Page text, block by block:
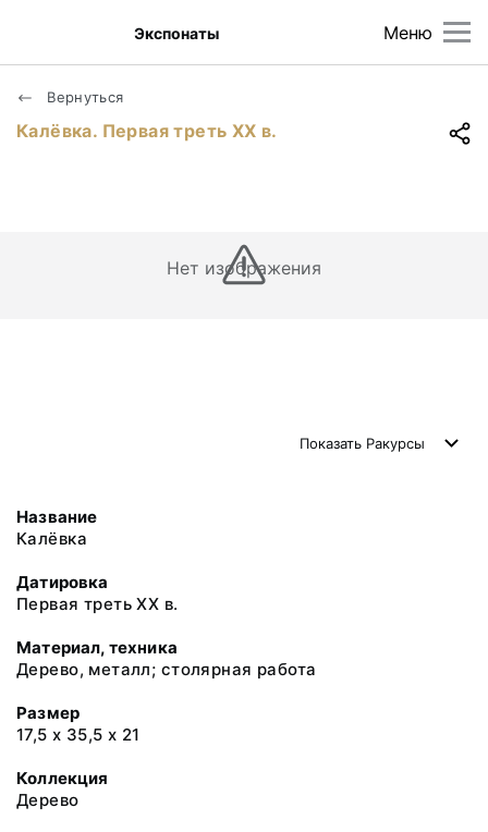
Меню
Экспонаты
Вернуться
Калёвка. Первая треть XX в.
Нет изображения
Показать Ракурсы
Название
Калёвка
Датировка
Первая треть XX в.
Материал, техника
Дерево, металл; столярная работа
Размер
17,5 х 35,5 х 21
Коллекция
Дерево